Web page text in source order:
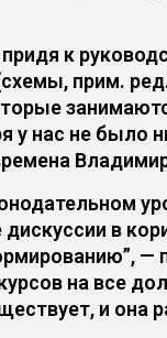
к
прим.
у нас не было
в
—
на все
и она